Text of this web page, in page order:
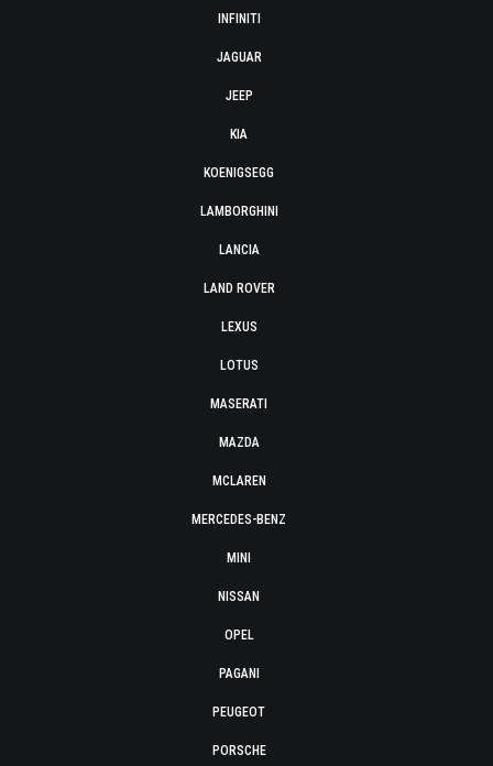
INFINITI
JAGUAR
JEEP
KIA
KOENIGSEGG
LAMBORGHINI
LANCIA
LAND ROVER
LEXUS
LOTUS
MASERATI
MAZDA
MCLAREN
MERCEDES-BENZ
MINI
NISSAN
OPEL
PAGANI
PEUGEOT
PORSCHE